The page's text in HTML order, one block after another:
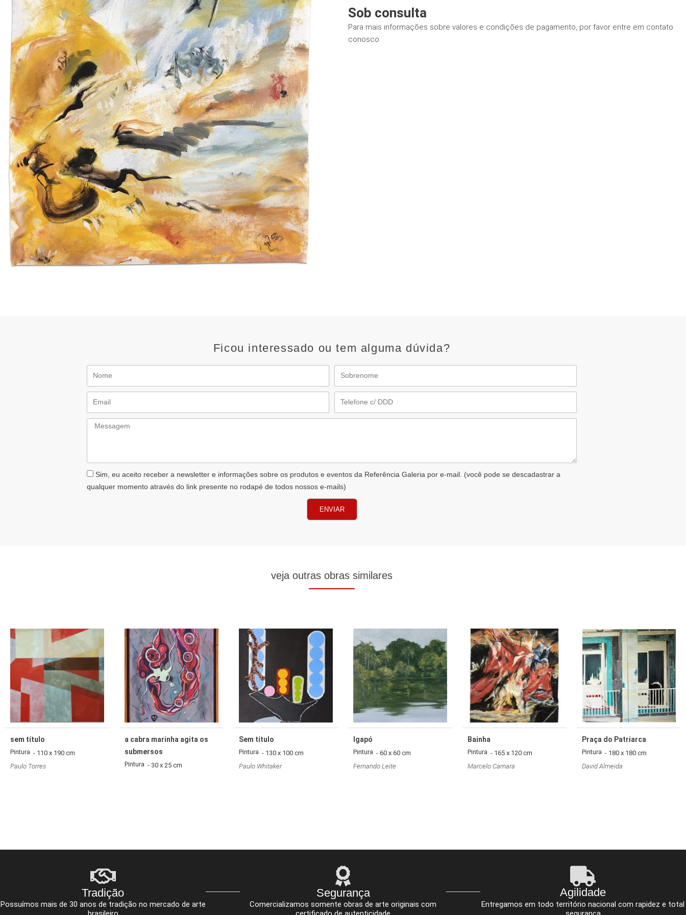
Sob consulta
Para mais informações sobre valores e condições de pagamento, por favor entre em contato
conosco.
Ficou interessado ou tem alguma dúvida?
Messagem
AceiteLGPD
Sim, eu aceito receber a newsletter e informações sobre os produtos e eventos da Referência Galeria por e-mail. (você pode se descadastrar a
qualquer momento através do link presente no rodapé de todos nossos e-mails)
ENVIAR
veja outras obras similares
sem título
Pintura - 110 x 190 cm
Paulo Torres
a cabra marinha agita os
submersos
Pintura - 30 x 25 cm
Sem título
Pintura - 130 x 100 cm
Paulo Whitaker
Igapó
Pintura - 60 x 60 cm
Fernando Leite
Bainha
Pintura - 165 x 120 cm
Marcelo Camara
Praça do Patriarca
Pintura - 180 x 180 cm
David Almeida
Tradição
Possuímos mais de 30 anos de tradição no mercado de arte
Segurança
Comercializamos somente obras de arte originais com
Agilidade
Entregamos em todo território nacional com rapidez e total